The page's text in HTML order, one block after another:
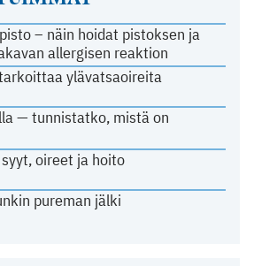
– näin hoidat pistoksen ja
allergisen reaktion
ylävatsaoireita
— tunnistatko, mistä on
oireet ja hoito
pureman jälki